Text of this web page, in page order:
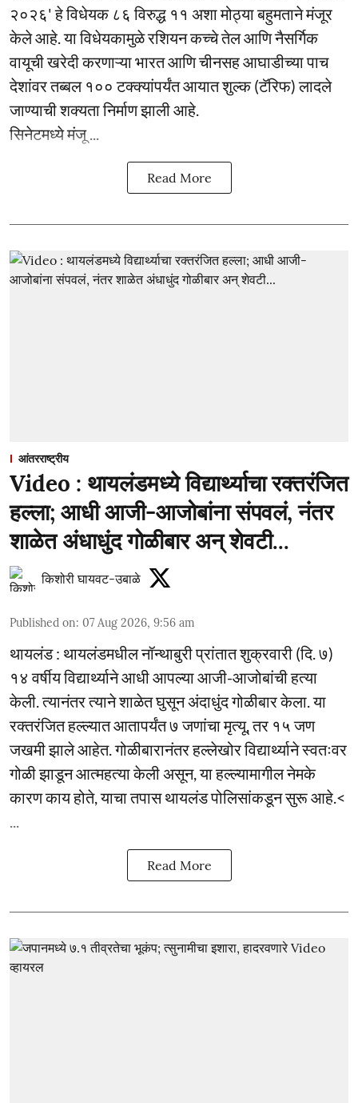
२०२६' हे विधेयक ८६ विरुद्ध ११ अशा मोठ्या बहुमताने मंजूर
केले आहे. या विधेयकामुळे रशियन कच्चे तेल आणि नैसर्गिक
वायूची खरेदी करणाऱ्या भारत आणि चीनसह आघाडीच्या पाच
देशांवर तब्बल १०० टक्क्यांपर्यंत आयात शुल्क (टॅरिफ) लादले
जाण्याची शक्यता निर्माण झाली आहे.
सिनेटमध्ये मंजू ...
Read More
आंतरराष्ट्रीय
Video : थायलंडमध्ये विद्यार्थ्याचा रक्तरंजित
हल्ला; आधी आजी-आजोबांना संपवलं, नंतर
शाळेत अंधाधुंद गोळीबार अन् शेवटी...
किशोरी घायवट-उबाळे
Published on: 07 Aug 2026, 9:56 am
थायलंड : थायलंडमधील नॉन्थाबुरी प्रांतात शुक्रवारी (दि. ७)
१४ वर्षीय विद्यार्थ्याने आधी आपल्या आजी-आजोबांची हत्या
केली. त्यानंतर त्याने शाळेत घुसून अंदाधुंद गोळीबार केला. या
रक्तरंजित हल्ल्यात आतापर्यंत ७ जणांचा मृत्यू, तर १५ जण
जखमी झाले आहेत. गोळीबारानंतर हल्लेखोर विद्यार्थ्याने स्वतःवर
गोळी झाडून आत्महत्या केली असून, या हल्ल्यामागील नेमके
कारण काय होते, याचा तपास थायलंड पोलिसांकडून सुरू आहे.<
Read More